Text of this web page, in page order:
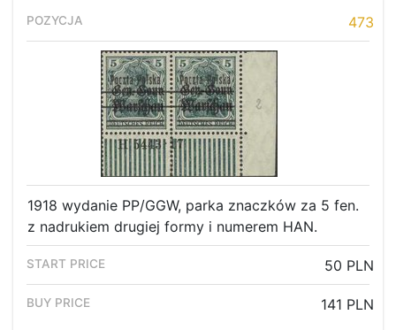
473
1918 wydanie PP/GGW, parka znaczków za 5 fen.
z nadrukiem drugiej formy i numerem HAN.
50 PLN
141 PLN